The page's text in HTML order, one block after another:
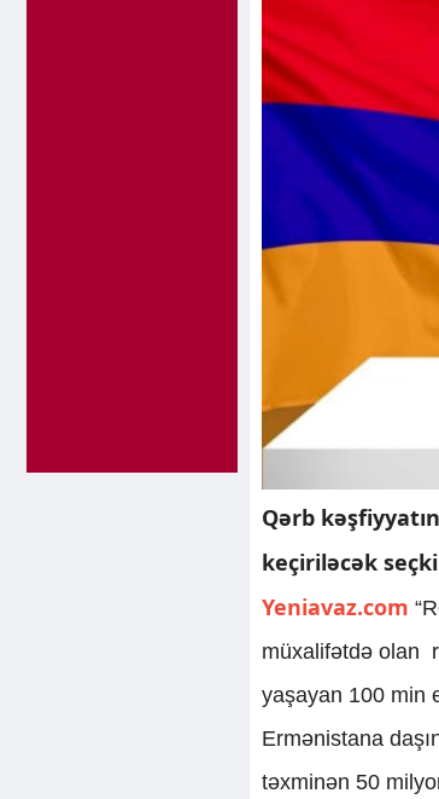
Qərb
keçiriləcək
Yeniavaz.com
müxalifətdə olan
yaşayan 100 min
Ermənistana
təxminən 50